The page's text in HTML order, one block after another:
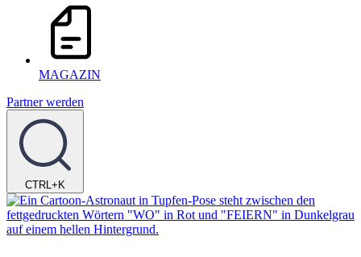
MAGAZIN
Partner werden
CTRL+K